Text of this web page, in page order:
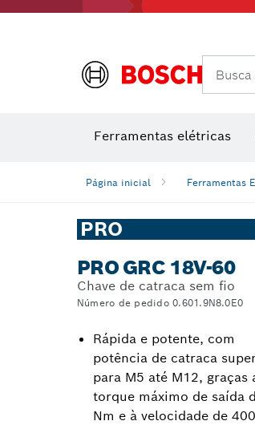
Ferramentas elétricas
Página inicial Ferramentas
PRO
PRO GRC 18V-60
Chave de catraca sem fio
Número de pedido 0.601.9N8.0E0
Rápida e potente, com
potência de catraca
para M5 até M12, graças
torque máximo de saída
Nm e à velocidade de 400